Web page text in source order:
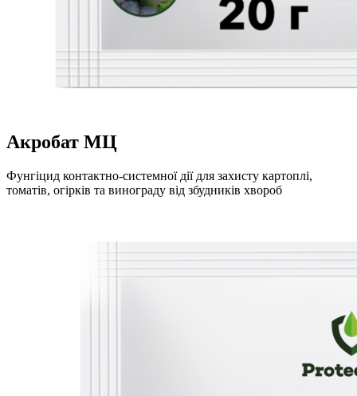
Акробат МЦ
Фунгіцид контактно-системної дії для захисту картоплі,
томатів, огірків та винограду від збудників хвороб